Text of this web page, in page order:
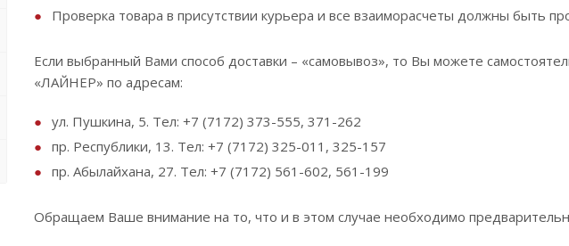
Проверка товара в присутствии курьера и все взаиморасчеты должны быть
Если выбранный Вами способ доставки – «самовывоз», то Вы можете
«ЛАЙНЕР» по адресам:
ул. Пушкина, 5. Тел: +7 (7172) 373-555, 371-262
пр. Республики, 13. Тел: +7 (7172) 325-011, 325-157
пр. Абылайхана, 27. Тел: +7 (7172) 561-602, 561-199
Обращаем Ваше внимание на то, что и в этом случае необходимо